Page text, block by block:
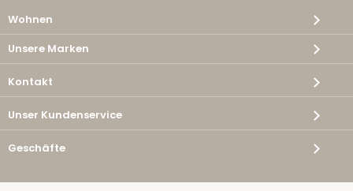
Wohnen
Unsere Marken
Kontakt
Unser Kundenservice
Geschäfte